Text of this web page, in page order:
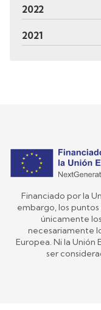
2022
2021
Financiado por la
embargo, los
únicamente
necesariamente
Europea. Ni la Unión
ser